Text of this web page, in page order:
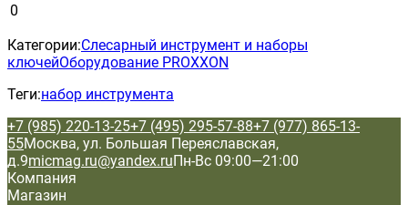
0
Категории:Слесарный инструмент и наборы
ключейОборудование PROXXON
Теги:набор инструмента
+7 (985) 220-13-25+7 (495) 295-57-88+7 (977) 865-13-
55Москва, ул. Большая Переяславская,
д.9micmag.ru@yandex.ruПн-Вс 09:00—21:00
Компания
Магазин